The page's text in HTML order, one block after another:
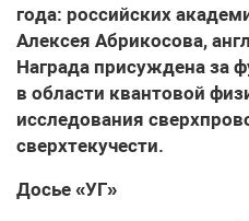
года: российских
Алексея Абрикосова,
Награда присуждена за
в области квантовой
исследования
сверхтекучести.
Досье «УГ»